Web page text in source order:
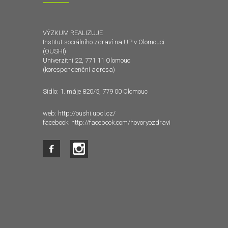
VÝZKUM REALIZUJE
Institut sociálního zdraví na UP v Olomouci
(OUSHI)
Univerzitní 22, 771 11 Olomouc
(korespondenční adresa)
Sídlo: 1. máje 820/5, 779 00 Olomouc
web: http://oushi.upol.cz/
facebook: http://facebook.com/hovoryozdravi